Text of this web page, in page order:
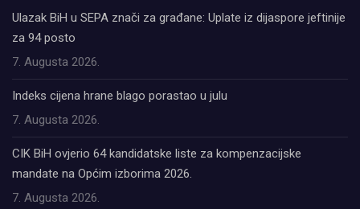
Ulazak BiH u SEPA znači za građane: Uplate iz dijaspore jeftinije
za 94 posto
7. Augusta 2026.
Indeks cijena hrane blago porastao u julu
7. Augusta 2026.
CIK BiH ovjerio 64 kandidatske liste za kompenzacijske
mandate na Općim izborima 2026.
7. Augusta 2026.